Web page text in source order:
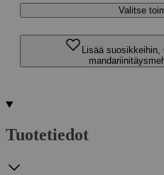
Valitse
Lisää suosikkeihin,
Tuotetiedot